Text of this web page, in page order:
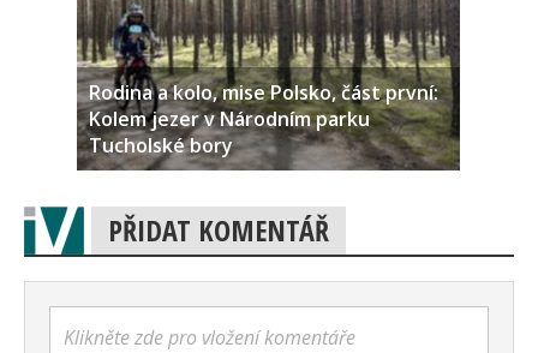
Rodina a kolo, mise Polsko, část první:
Kolem jezer v Národním parku
Tucholské bory
PŘIDAT KOMENTÁŘ
Klikněte zde pro vložení komentáře